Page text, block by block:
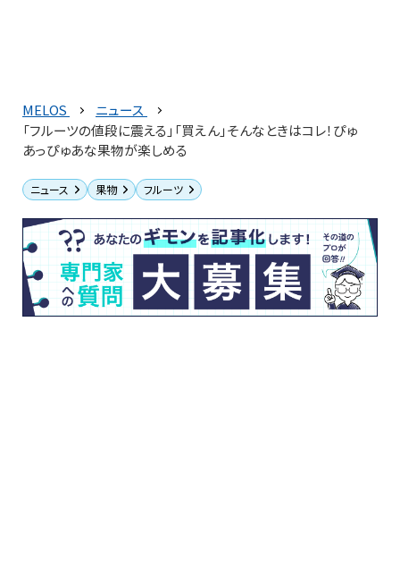
MELOS
ニュース
「フルーツの値段に震える」「買えん」そんなときはコレ！ぴゅ
あっぴゅあな果物が楽しめる
ニュース 果物 フルーツ